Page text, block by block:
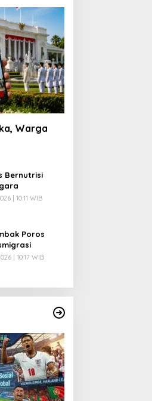
Warga
Bernutrisi
| 10:11 WIB
Poros
| 10:17 WIB